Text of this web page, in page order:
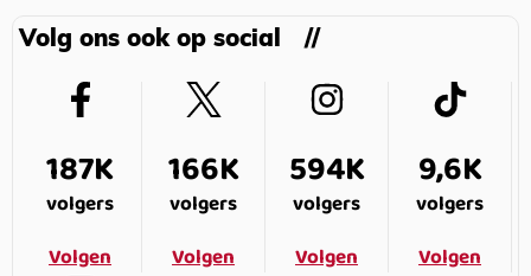
Volg ons ook op social
187K
volgers
Volgen
166K
volgers
Volgen
594K
volgers
Volgen
9,6K
volgers
Volgen